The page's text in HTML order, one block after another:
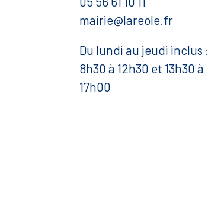
mairie@lareole.fr
Du lundi au jeudi inclus :
8h30 à 12h30 et 13h30 à
17h00